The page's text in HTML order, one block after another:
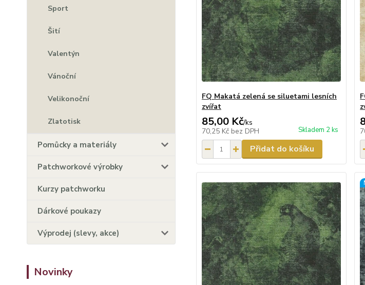
Sport
Šití
Valentýn
Vánoční
Velikonoční
Zlatotisk
Pomůcky a materiály
Patchworkové výrobky
Kurzy patchworku
Dárkové poukazy
Výprodej (slevy, akce)
Novinky
FQ Makatá zelená se siluetami lesních
zvířat
85,00 Kč/ks
70,25 Kč bez DPH Skladem 2 ks
Přidat do košíku